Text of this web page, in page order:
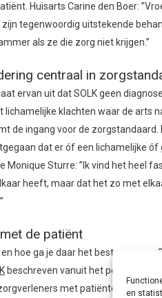
en
Huisarts Carine den Boer:
zijn tegenwoordig uitstekende
als ze die zorg niet krijgen.”
centraal in
ervan uit dat SOLK geen
lichamelijke klachten waar de arts
de ingang voor de
dat er óf een lichamelijke
Monique Sturre: ”Ik vind het heel
heeft, maar dat het zo met
de patiënt
en hoe ga je daar het beste mee
beschreven vanuit het perspectief
met patiënten en